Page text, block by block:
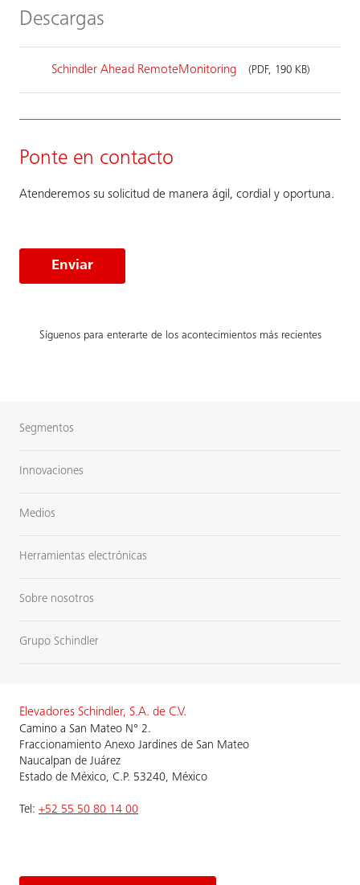
Descargas
Schindler Ahead RemoteMonitoring (PDF, 190 KB)
Ponte en contacto
Atenderemos su solicitud de manera ágil, cordial y oportuna.
Enviar
Síguenos para enterarte de los acontecimientos más recientes
Segmentos
Innovaciones
Medios
Herramientas electrónicas
Sobre nosotros
Grupo Schindler
Elevadores Schindler, S.A. de C.V.
Camino a San Mateo N° 2.
Fraccionamiento Anexo Jardines de San Mateo
Naucalpan de Juárez
Estado de México, C.P. 53240, México
Tel: +52 55 50 80 14 00